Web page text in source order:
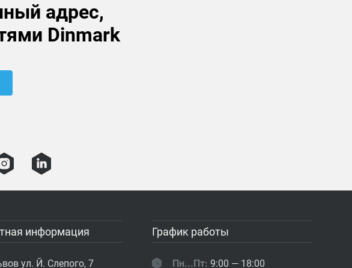
адрес,
Dinmark
информация
ул. Й. Слепого, 7
График работы
Пн...Пт: 9:00 — 18:00